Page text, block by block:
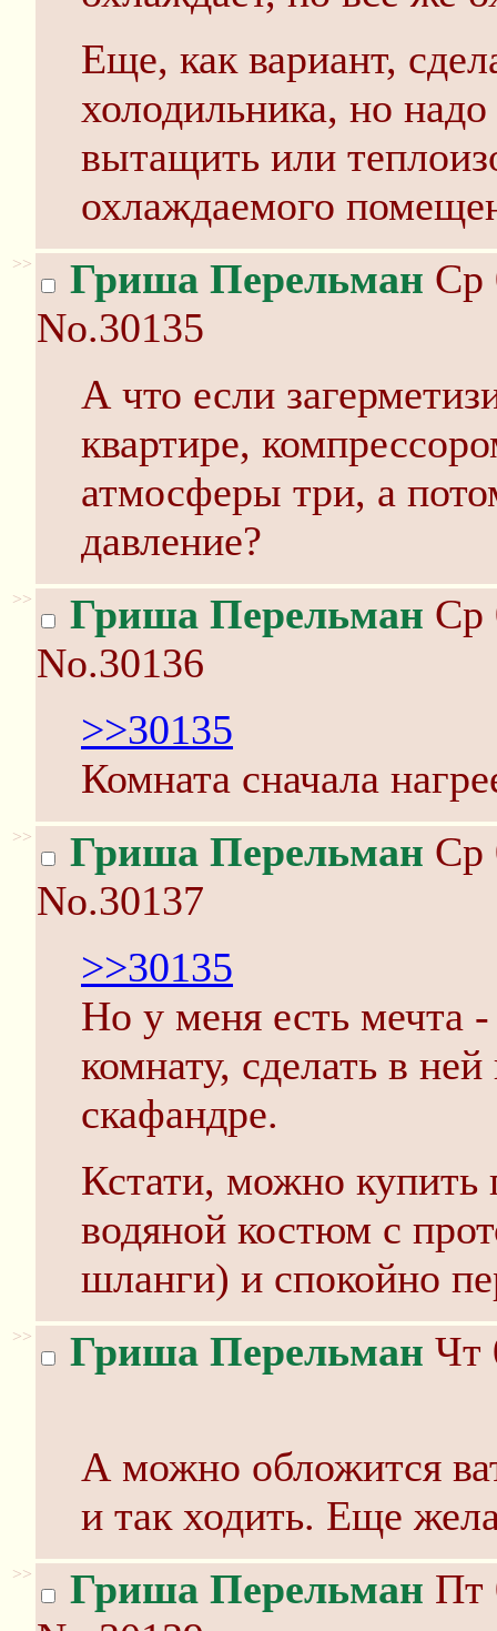
Еще, как вариант,
холодильника, но
вытащить или
охлаждаемого
>> Гриша Перельман Ср
No.30135
А что если
квартире,
атмосферы три, а
давление?
>> Гриша Перельман Ср
No.30136
>>30135
Комната сначала
>> Гриша Перельман Ср
No.30137
>>30135
Но у меня есть мечта -
комнату, сделать в
скафандре.
Кстати, можно купить
водяной костюм с
шланги) и спокойно
>> Гриша Перельман Чт
А можно обложится
и так ходить. Еще
>> Гриша Перельман Пт